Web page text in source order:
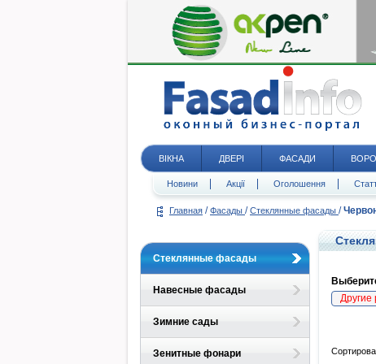
ВІКНА ДВЕРІ ФАСАДИ
Новини Акції Оголошення
Главная / Фасады / Стеклянные фасады /
Стеклянные фасады
Навесные фасады
Зимние сады
Зенитные фонари
Другие